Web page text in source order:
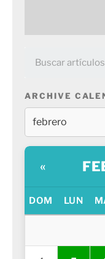
ARCHIVE
«
DOM LUN